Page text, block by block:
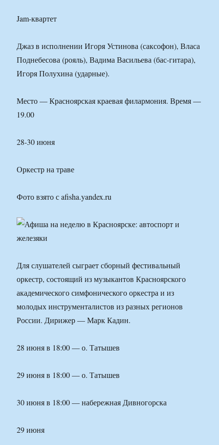
Jam-квартет
Джаз в исполнении Игоря Устинова (саксофон), Власа
Поднебесова (рояль), Вадима Васильева (бас-гитара),
Игоря Полухина (ударные).
Место — Красноярская краевая филармония. Время —
19.00
28-30 июня
Оркестр на траве
Фото взято с afisha.yandex.ru
Для слушателей сыграет сборный фестивальный
оркестр, состоящий из музыкантов Красноярского
академического симфонического оркестра и из
молодых инструменталистов из разных регионов
России. Дирижер — Марк Кадин.
28 июня в 18:00 — о. Татышев
29 июня в 18:00 — о. Татышев
30 июня в 18:00 — набережная Дивногорска
29 июня